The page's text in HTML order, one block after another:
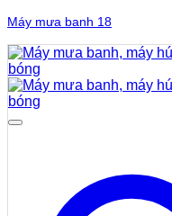
Máy mưa banh 18